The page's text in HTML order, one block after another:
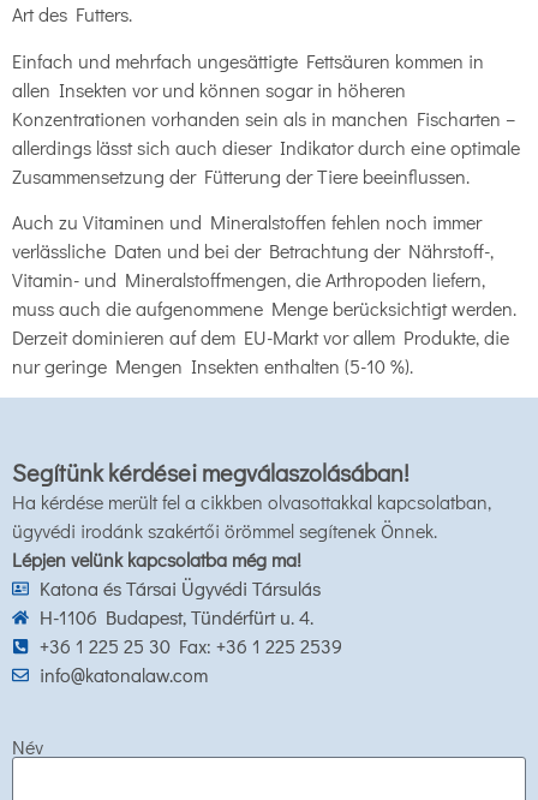
Art des Futters.
Einfach und mehrfach ungesättigte Fettsäuren kommen in
allen Insekten vor und können sogar in höheren
Konzentrationen vorhanden sein als in manchen Fischarten –
allerdings lässt sich auch dieser Indikator durch eine optimale
Zusammensetzung der Fütterung der Tiere beeinflussen.
Auch zu Vitaminen und Mineralstoffen fehlen noch immer
verlässliche Daten und bei der Betrachtung der Nährstoff-,
Vitamin- und Mineralstoffmengen, die Arthropoden liefern,
muss auch die aufgenommene Menge berücksichtigt werden.
Derzeit dominieren auf dem EU-Markt vor allem Produkte, die
nur geringe Mengen Insekten enthalten (5-10 %).
Segítünk kérdései megválaszolásában!
Ha kérdése merült fel a cikkben olvasottakkal kapcsolatban,
ügyvédi irodánk szakértői örömmel segítenek Önnek.
Lépjen velünk kapcsolatba még ma!
Katona és Társai Ügyvédi Társulás
H-1106 Budapest, Tündérfürt u. 4.
+36 1 225 25 30 Fax: +36 1 225 2539
info@katonalaw.com
Név